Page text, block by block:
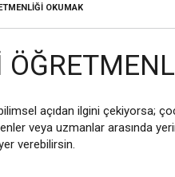
OKUMAK
açıdan ilgini çekiyorsa;
veya uzmanlar arasında
verebilirsin.